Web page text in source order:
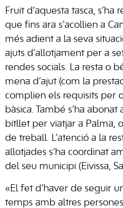
Fruit d’aquesta tasca, s’ha
que fins ara s’acollien a
més adient a la seva
ajuts d’allotjament per a
rendes socials. La resta o
mena d’ajut (com la
complien els requisits per
bàsica. També s’ha
bitllet per viatjar a Palma,
de treball. L’atenció a la
allotjades s’ha coordinat
del seu municipi (Eivissa,
«El fet d’haver de seguir
temps amb altres